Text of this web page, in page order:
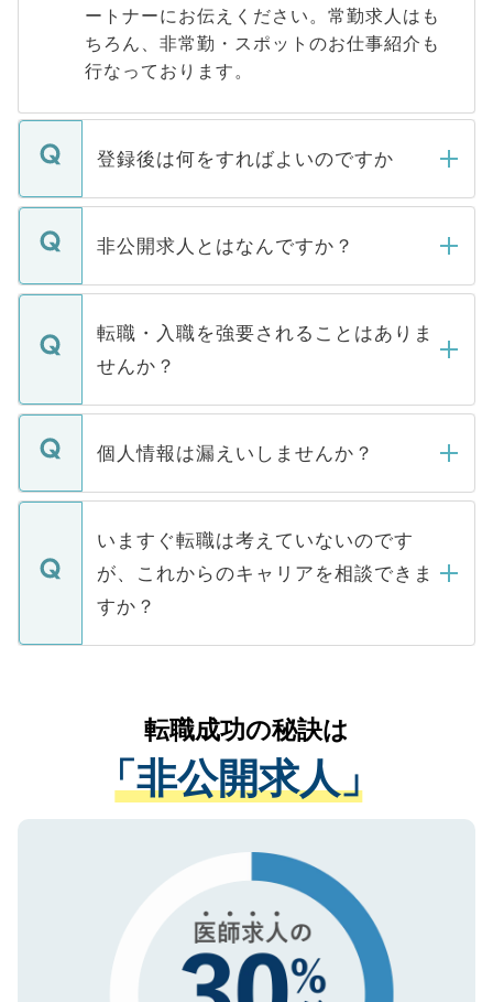
ートナーにお伝えください。常勤求人はも
ちろん、非常勤・スポットのお仕事紹介も
行なっております。
登録後は何をすればよいのですか
ご登録いただきましたら、弊社担当者がご
登録内容を確認し、その後メールもしくは
ます。通常、5営業日以内にはご連絡をせて
いただきますので、しばらくお待ちくださ
い。
非公開求人とはなんですか？
マイナビDOCTORで取り扱っている求人の
うち約3割は、Webサイトからご覧いただ
けない「非公開求人」です。非公開求人は
下記の理由によって、一般には公開してい
ません。
■応募殺到を避けるため 人気のある医療機
関を公にしてしまうと、応募が殺到する場
に、医療機関が求める条件に合った人材の
みを人材紹介会社に依頼するケースが増え
ています。
転職・入職を強要されることはありま
せんか？
転職・入職を強要することは一切ありませ
ん。また、仮に応募先から内定をいただい
定を承諾する必要はありません。内定先へ
の辞退の連絡はキャリアパートナーが行い
ますので、ご安心ください。
個人情報は漏えいしませんか？
個人情報が漏えいすることはありませんの
で、ご安心ください。当サイトからの登録
などで収集したご登録者様の個人情報は、
ご本人のキャリアアップおよび転職活動の
支援を目的に使用いたします。お預かりし
ているすべての個人データはご本人の許可
は、個人情報の取り扱いについての厳密な
管理基準を満たした事業者のみに付与され
る、プライバシーマークを取得済みです。
ご登録いただいた個人情報は、SSL（デー
で、機密保持に関してもご安心ください。
いますぐ転職は考えていないのです
が、これからのキャリアを相談できま
すか？
かがいして、現在の医療機関の状況や紹介
経験をまじえながら、適切なアドバイスを
させていただきます。すぐにご転職をされ
ない方には、長期的なサポートが可能です
ので、まずはご登録ください。
転職成功の秘訣は
「非公開求人」